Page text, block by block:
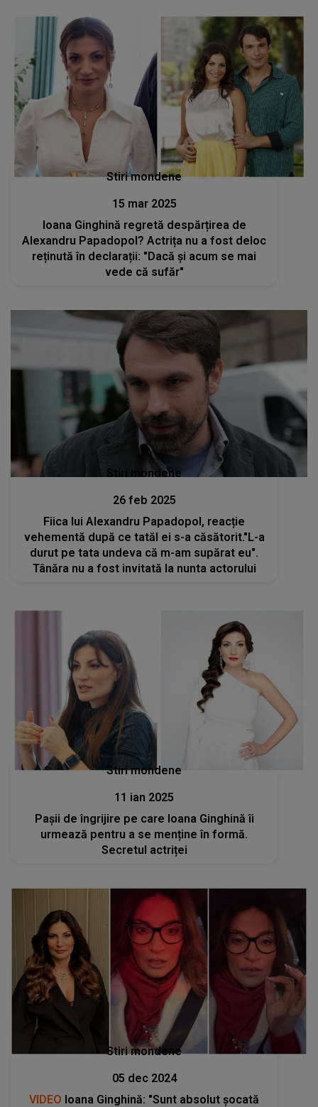
Stiri mondene
15 mar 2025
Ioana Ginghină regretă despărțirea de
Alexandru Papadopol? Actrița nu a fost deloc
reținută în declarații: "Dacă și acum se mai
vede că sufăr"
Stiri mondene
26 feb 2025
Fiica lui Alexandru Papadopol, reacție
vehementă după ce tatăl ei s-a căsătorit."L-a
durut pe tata undeva că m-am supărat eu".
Tânăra nu a fost invitată la nunta actorului
Stiri mondene
11 ian 2025
Pașii de îngrijire pe care Ioana Ginghină îi
urmează pentru a se menține în formă.
Secretul actriței
Stiri mondene
05 dec 2024
VIDEO Ioana Ginghină: "Sunt absolut șocată